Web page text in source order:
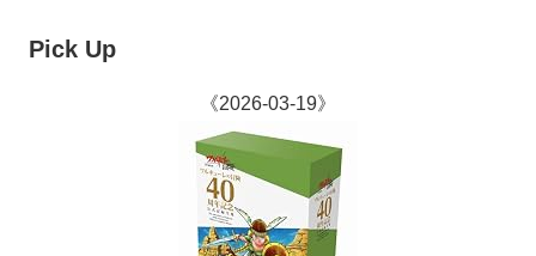
Pick Up
《2026-03-19》